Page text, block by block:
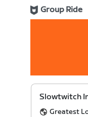
Group Ride
Slowtwitch
Greatest